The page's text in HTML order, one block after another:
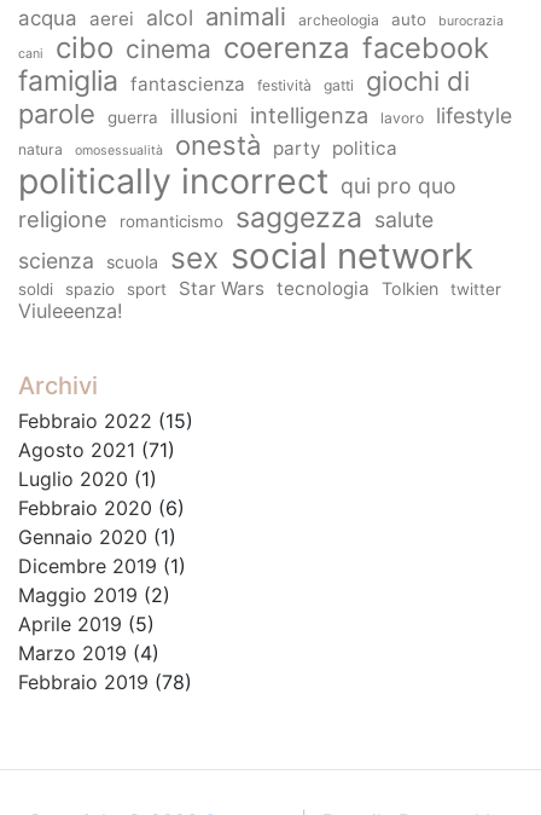
acqua aerei alcol animali archeologia auto burocrazia
cani cibo cinema coerenza facebook
famiglia fantascienza festività gatti
giochi di
parole
guerra illusioni intelligenza lavoro lifestyle
natura omosessualità onestà party politica
politically incorrect qui pro quo
religione romanticismo saggezza salute
scienza
scuola sex social network
soldi spazio sport Star Wars tecnologia Tolkien twitter
Viuleeenza!
Archivi
Febbraio 2022 (15)
Agosto 2021 (71)
Luglio 2020 (1)
Febbraio 2020 (6)
Gennaio 2020 (1)
Dicembre 2019 (1)
Maggio 2019 (2)
Aprile 2019 (5)
Marzo 2019 (4)
Febbraio 2019 (78)